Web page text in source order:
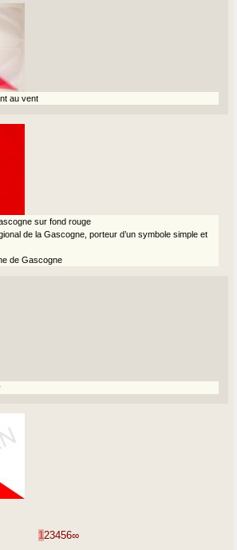
au vent
sur fond rouge
de la Gascogne, porteur d’un symbole simple et
de Gascogne
123456∞